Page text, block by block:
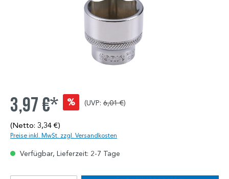
3,97 €* % (UVP: 6,01 €)
(Netto: 3,34 €)
Preise inkl. MwSt. zzgl. Versandkosten
Verfügbar, Lieferzeit: 2-7 Tage